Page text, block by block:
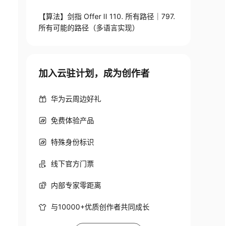
【算法】剑指 Offer II 110. 所有路径｜797.
所有可能的路径（多语言实现）
加入云驻计划，成为创作者
华为云周边好礼
免费体验产品
特殊身份标识
线下官方门票
内部专家零距离
与10000+优质创作者共同成长